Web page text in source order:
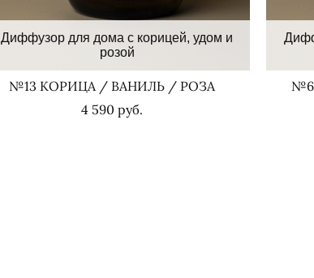
Диффузор для дома с корицей, удом и
розой
№13 КОРИЦА / ВАНИЛЬ / РОЗА
4 590 pуб.